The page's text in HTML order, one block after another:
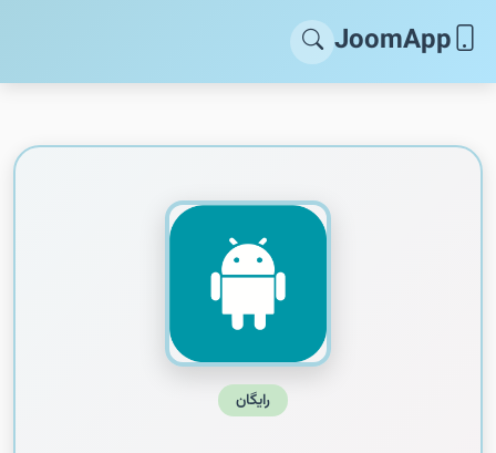
JoomApp
رایگان